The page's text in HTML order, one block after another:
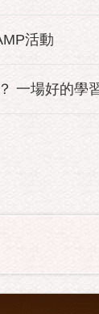
活動
一場好的學